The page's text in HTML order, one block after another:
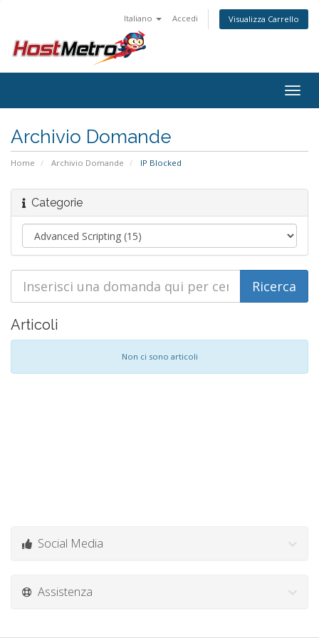
Italiano Accedi Visualizza Carrello
Archivio Domande
Home Archivio Domande IP Blocked
Categorie
Articoli
Non ci sono articoli
Social Media
Assistenza